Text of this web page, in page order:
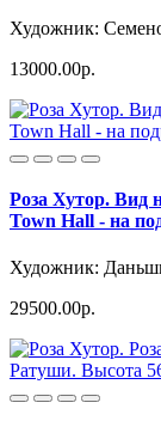
Художник:
13000.00р.
Роза Хутор. Вид
Town Hall - на
Художник:
29500.00р.